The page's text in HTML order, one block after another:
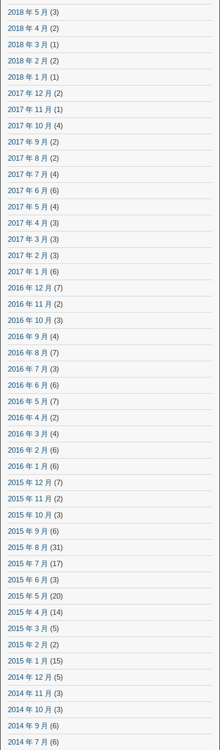
2018 年 5 月 (3)
2018 年 4 月 (2)
2018 年 3 月 (1)
2018 年 2 月 (2)
2018 年 1 月 (1)
2017 年 12 月 (2)
2017 年 11 月 (1)
2017 年 10 月 (4)
2017 年 9 月 (2)
2017 年 8 月 (2)
2017 年 7 月 (4)
2017 年 6 月 (6)
2017 年 5 月 (4)
2017 年 4 月 (3)
2017 年 3 月 (3)
2017 年 2 月 (3)
2017 年 1 月 (6)
2016 年 12 月 (7)
2016 年 11 月 (2)
2016 年 10 月 (3)
2016 年 9 月 (4)
2016 年 8 月 (7)
2016 年 7 月 (3)
2016 年 6 月 (6)
2016 年 5 月 (7)
2016 年 4 月 (2)
2016 年 3 月 (4)
2016 年 2 月 (6)
2016 年 1 月 (6)
2015 年 12 月 (7)
2015 年 11 月 (2)
2015 年 10 月 (3)
2015 年 9 月 (6)
2015 年 8 月 (31)
2015 年 7 月 (17)
2015 年 6 月 (3)
2015 年 5 月 (20)
2015 年 4 月 (14)
2015 年 3 月 (5)
2015 年 2 月 (2)
2015 年 1 月 (15)
2014 年 12 月 (5)
2014 年 11 月 (3)
2014 年 10 月 (3)
2014 年 9 月 (6)
2014 年 7 月 (6)